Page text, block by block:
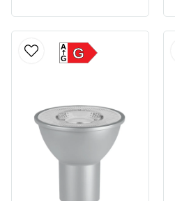
G
A
G